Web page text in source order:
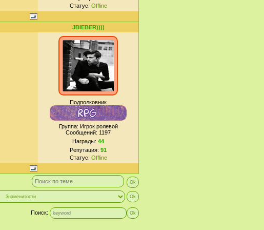
Статус: Offline
JBIEBER))))
Подполковник
Группа: Игрок ролевой
Сообщений: 1197
Награды: 44
Репутация: 91
Статус: Offline
Поиск: